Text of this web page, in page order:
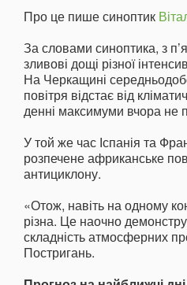
Про це пише синоптик
За словами синоптика, з
зливові дощі різної
На Черкащині
повітря відстає від
денні максимуми вчора не
У той же час Іспанія та
розпечене африканське
антициклону.
«Отож, навіть на одному
різна. Це наочно
складність атмосферних
Постригань.